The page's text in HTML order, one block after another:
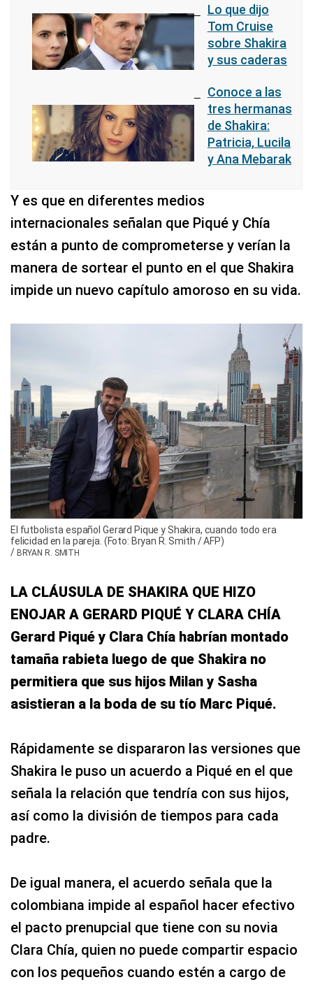
Lo que dijo
Tom Cruise
sobre Shakira
y sus caderas
Conoce a las
tres hermanas
de Shakira:
Patricia, Lucila
y Ana Mebarak
Y es que en diferentes medios
internacionales señalan que Piqué y Chía
están a punto de comprometerse y verían la
manera de sortear el punto en el que Shakira
impide un nuevo capítulo amoroso en su vida.
El futbolista español Gerard Pique y Shakira, cuando todo era
felicidad en la pareja. (Foto: Bryan R. Smith / AFP)
/ BRYAN R. SMITH
LA CLÁUSULA DE SHAKIRA QUE HIZO
ENOJAR A GERARD PIQUÉ Y CLARA CHÍA
Gerard Piqué y Clara Chía habrían montado
tamaña rabieta luego de que Shakira no
permitiera que sus hijos Milan y Sasha
asistieran a la boda de su tío Marc Piqué.
Rápidamente se dispararon las versiones que
Shakira le puso un acuerdo a Piqué en el que
señala la relación que tendría con sus hijos,
así como la división de tiempos para cada
padre.
De igual manera, el acuerdo señala que la
colombiana impide al español hacer efectivo
el pacto prenupcial que tiene con su novia
Clara Chía, quien no puede compartir espacio
con los pequeños cuando estén a cargo de